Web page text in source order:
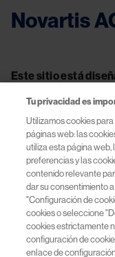
Novartis
Este sitio está
Contacto
Información útil
Términos y
Políticas de
Tu privacidad es
Utilizamos cookies
páginas web: las
utiliza esta página
preferencias y las
contenido relevante
dar su consentimiento
"Configuración de
cookies o seleccione
cookies estrictamente
configuración de
enlace de